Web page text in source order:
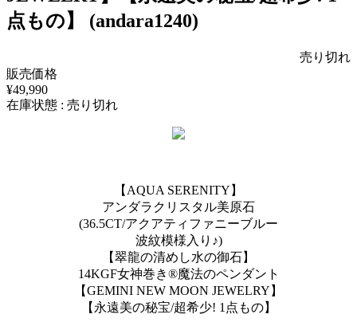
点もの】 (andara1240)
売り切れ
販売価格
¥49,990
在庫状態 : 売り切れ
【AQUA SERENITY】
アンダラクリスタル美原石
(36.5CT/アクアティファニーブルー
波紋模様入り♪)
【翠龍の清めし水の御石】
14KGF女神巻き®︎魔法のペンダント
【GEMINI NEW MOON JEWELRY】
【永遠美の秘宝/超希少! 1点もの】